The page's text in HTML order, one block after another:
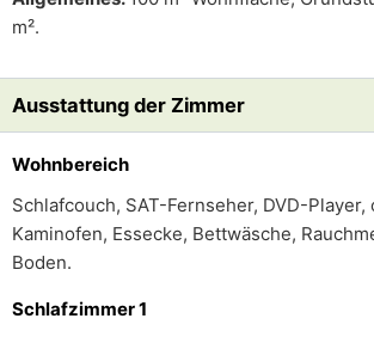
m².
Ausstattung der Zimmer
Wohnbereich
Schlafcouch, SAT-Fernseher, DVD-Player,
Kaminofen, Essecke, Bettwäsche,
Boden.
Schlafzimmer 1